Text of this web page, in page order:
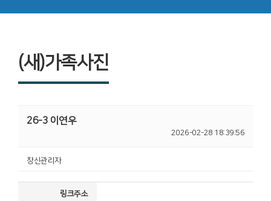
(새)가족사진
26-3 이연우
2026-02-28 18:39:56
창신관리자
링크주소